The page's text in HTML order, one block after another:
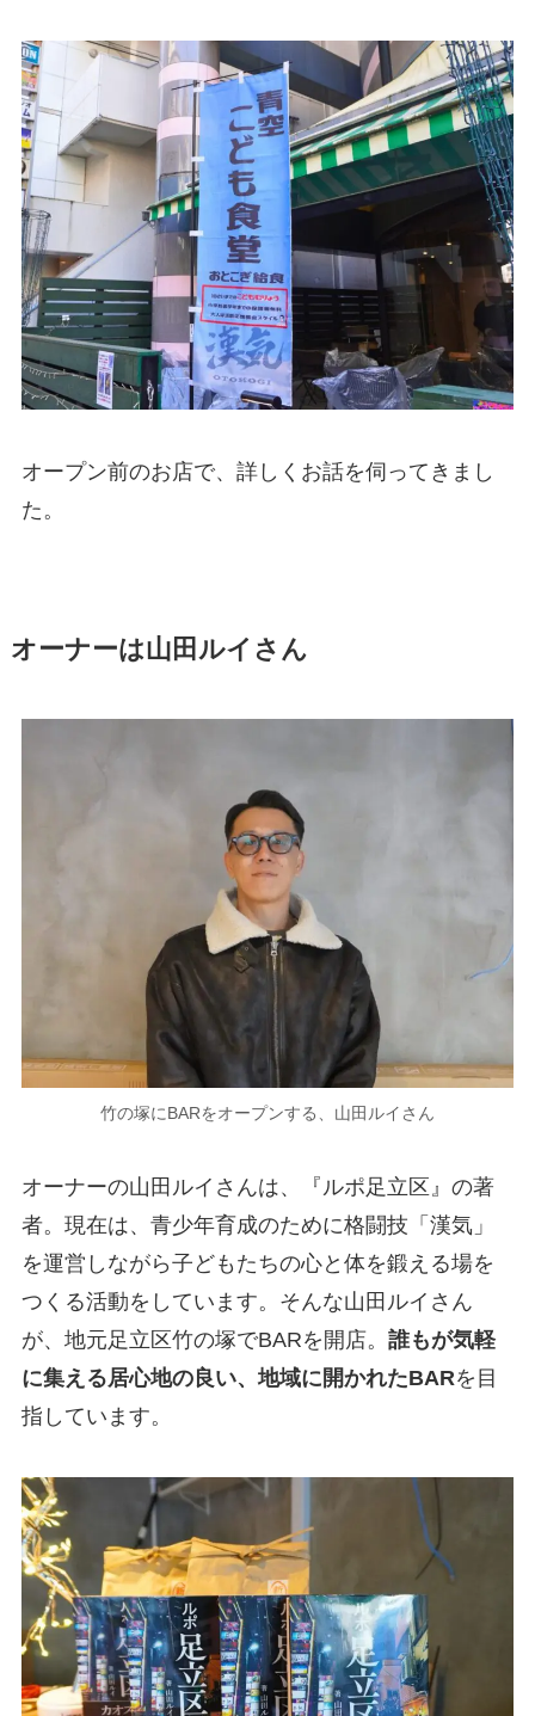
オープン前のお店で、詳しくお話を伺ってきまし
た。
オーナーは山田ルイさん
竹の塚にBARをオープンする、山田ルイさん
オーナーの山田ルイさんは、『ルポ足立区』の著
者。現在は、青少年育成のために格闘技「漢気」
を運営しながら子どもたちの心と体を鍛える場を
つくる活動をしています。そんな山田ルイさん
が、地元足立区竹の塚でBARを開店。 誰もが気軽
に集える居心地の良い、地域に開かれたBARを目
指しています。